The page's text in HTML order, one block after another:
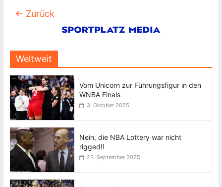
← Zurück
Weltweit
Vom Unicorn zur Führungsfigur in den
WNBA Finals
3. Oktober 2025
Nein, die NBA Lottery war nicht
rigged!!
23. September 2025